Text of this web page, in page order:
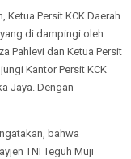
Persit KCK Daerah
di dampingi oleh
Pahlevi dan Ketua Persit
Kantor Persit KCK
Jaya. Dengan
bahwa
TNI Teguh Muji